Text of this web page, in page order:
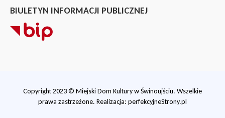
BIULETYN INFORMACJI PUBLICZNEJ
Copyright 2023 © Miejski Dom Kultury w Świnoujściu. Wszelkie
prawa zastrzeżone. Realizacja: perfekcyjneStrony.pl